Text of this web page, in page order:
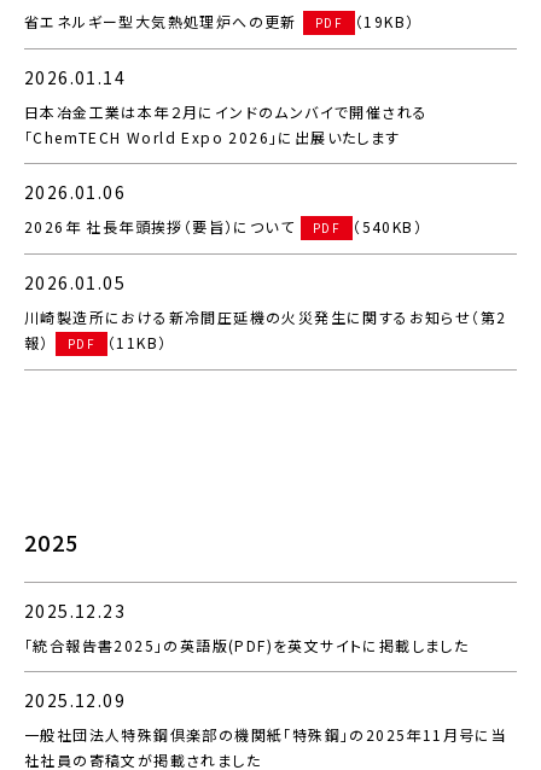
省エネルギー型大気熱処理炉への更新 PDF （19KB）
2026.01.14
日本冶金工業は本年２月にインドのムンバイで開催される
「ChemTECH World Expo 2026」に出展いたします
2026.01.06
2026年 社長年頭挨拶（要旨）について PDF （540KB）
2026.01.05
川崎製造所における新冷間圧延機の火災発生に関するお知らせ（第2
報）
PDF （11KB）
2025
2025.12.23
「統合報告書2025」の英語版(PDF)を英文サイトに掲載しました
2025.12.09
一般社団法人特殊鋼倶楽部の機関紙「特殊鋼」の2025年11月号に当
社社員の寄稿文が掲載されました